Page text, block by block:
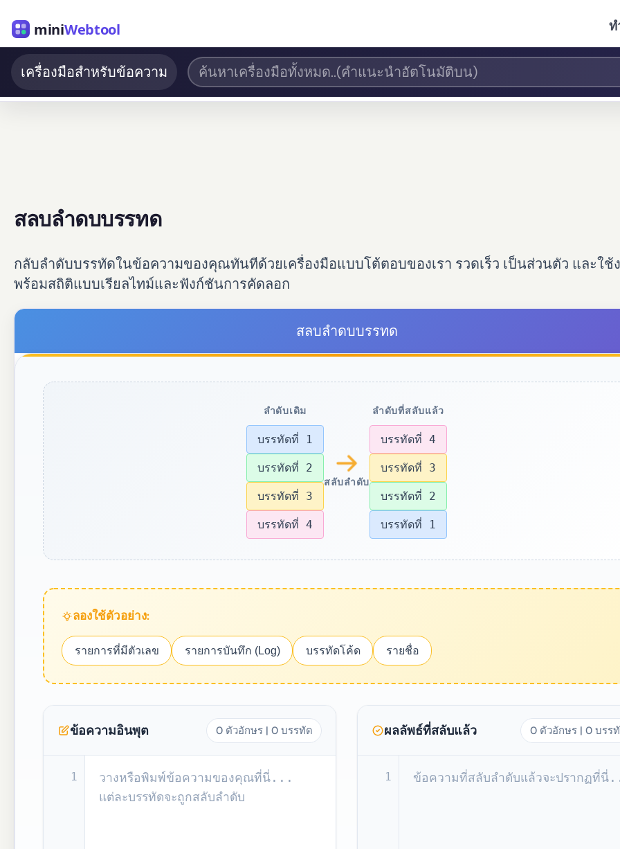
miniWebtool ท
เครื่องมือสำหรับข้อความ
สลบลำดบบรรทด
กลับลำดับบรรทัดในข้อความของคุณทันทีด้วยเครื่องมือแบบโต้ตอบของเรา รวดเร็ว เป็นส่วนตัว และใช้
พร้อมสถิติแบบเรียลไทม์และฟังก์ชันการคัดลอก
สลบลำดบบรรทด
ลำดับเดิม
บรรทัดที่ 1
บรรทัดที่ 2
บรรทัดที่ 3
บรรทัดที่ 4
สลับลำดับ
ลำดับที่สลับแล้ว
บรรทัดที่ 4
บรรทัดที่ 3
บรรทัดที่ 2
บรรทัดที่ 1
ลองใช้ตัวอย่าง:
รายการที่มีตัวเลข รายการบันทึก (Log) บรรทัดโค้ด รายชื่อ
ข้อความอินพุต 0 ตัวอักษร | 0 บรรทัด
1
ผลลัพธ์ที่สลับแล้ว 0 ตัวอักษร | 0 บรร
1